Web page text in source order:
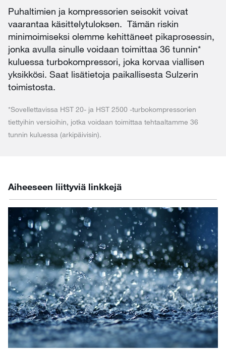
Puhaltimien ja kompressorien seisokit voivat
vaarantaa käsittelytuloksen. Tämän riskin
minimoimiseksi olemme kehittäneet pikaprosessin,
jonka avulla sinulle voidaan toimittaa 36 tunnin*
kuluessa turbokompressori, joka korvaa viallisen
yksikkösi. Saat lisätietoja paikallisesta Sulzerin
toimistosta.
*Sovellettavissa HST 20- ja HST 2500 -turbokompressorien
tiettyihin versioihin, jotka voidaan toimittaa tehtaaltamme 36
tunnin kuluessa (arkipäivisin).
Aiheeseen liittyviä linkkejä